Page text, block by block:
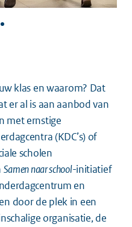
klas en waarom? Dat
er al is aan aanbod van
met ernstige
(KDC’s) of
scholen
Samen naar school-initiatief
en
door de plek in een
organisatie, de